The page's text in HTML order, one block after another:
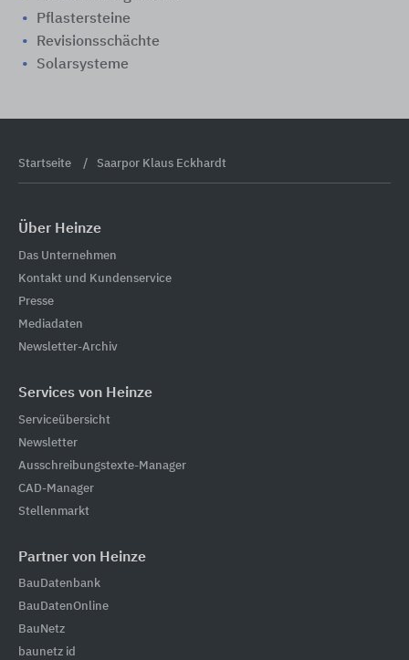
Pflastersteine
Revisionsschächte
Solarsysteme
Startseite Saarpor Klaus Eckhardt
Über Heinze
Das Unternehmen
Kontakt und Kundenservice
Presse
Mediadaten
Newsletter-Archiv
Services von Heinze
Serviceübersicht
Newsletter
Ausschreibungstexte-Manager
CAD-Manager
Stellenmarkt
Partner von Heinze
BauDatenbank
BauDatenOnline
BauNetz
baunetz id